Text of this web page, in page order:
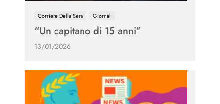
Corriere Della Sera Giornali
“Un capitano di 15 anni”
13/01/2026